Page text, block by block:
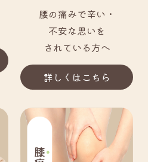
腰の痛みで辛い・
不安な思いを
されている方へ
詳しくはこちら